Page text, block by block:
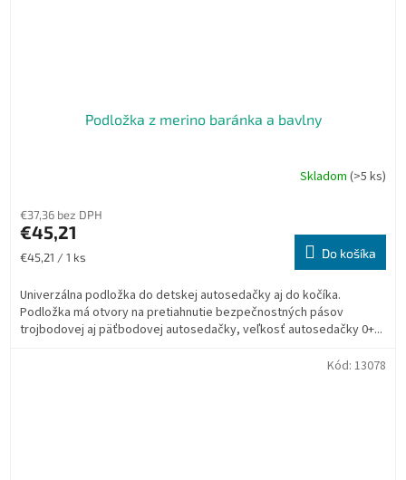
Podložka z merino baránka a bavlny
Skladom (>5 ks)
€37,36 bez DPH
€45,21
Jednotková
€45,21 / 1 ks Do košíka
Univerzálna podložka do detskej autosedačky aj do kočíka.
Podložka má otvory na pretiahnutie bezpečnostných pásov
trojbodovej aj päťbodovej autosedačky, veľkosť autosedačky 0+...
Kód: 13078